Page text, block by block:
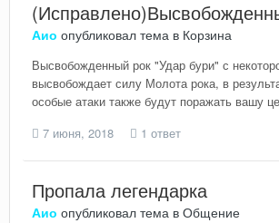
Аио опубликовал тема в Корзина
Высвобожденный рок "Удар бури" с
высвобождает силу Молота рока, в
особые атаки также будут поражать вашу
7 июня, 2018
1 ответ
Пропала легендарка
Аио опубликовал тема в Общение